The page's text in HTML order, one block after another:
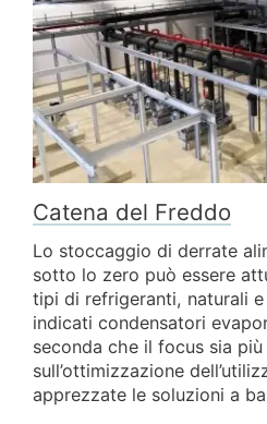
Catena del Freddo
Lo stoccaggio di derrate
sotto lo zero può essere
tipi di refrigeranti, naturali
indicati condensatori
seconda che il focus sia
sull’ottimizzazione
apprezzate le soluzioni a